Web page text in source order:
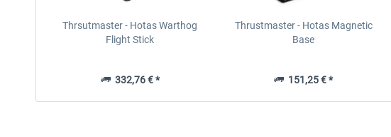
Thrsutmaster - Hotas Warthog
Flight Stick
332,76 € *
Thrustmaster - Hotas Magnetic
Base
151,25 € *